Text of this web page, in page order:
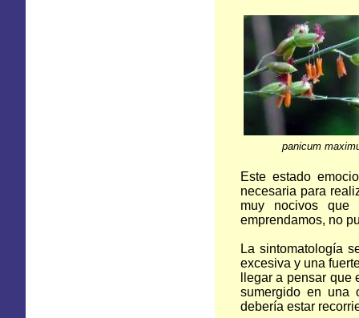
panicum
Este estado
necesaria para
muy nocivos que
emprendamos, no
La sintomatología
excesiva y una
llegar a pensar
sumergido en una
debería estar